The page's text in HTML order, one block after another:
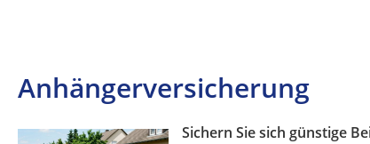
Anhängerversicherung
Sichern Sie sich günstige